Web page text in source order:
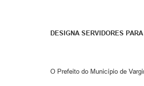
DESIGNA SERVIDORES
O Prefeito do Município de